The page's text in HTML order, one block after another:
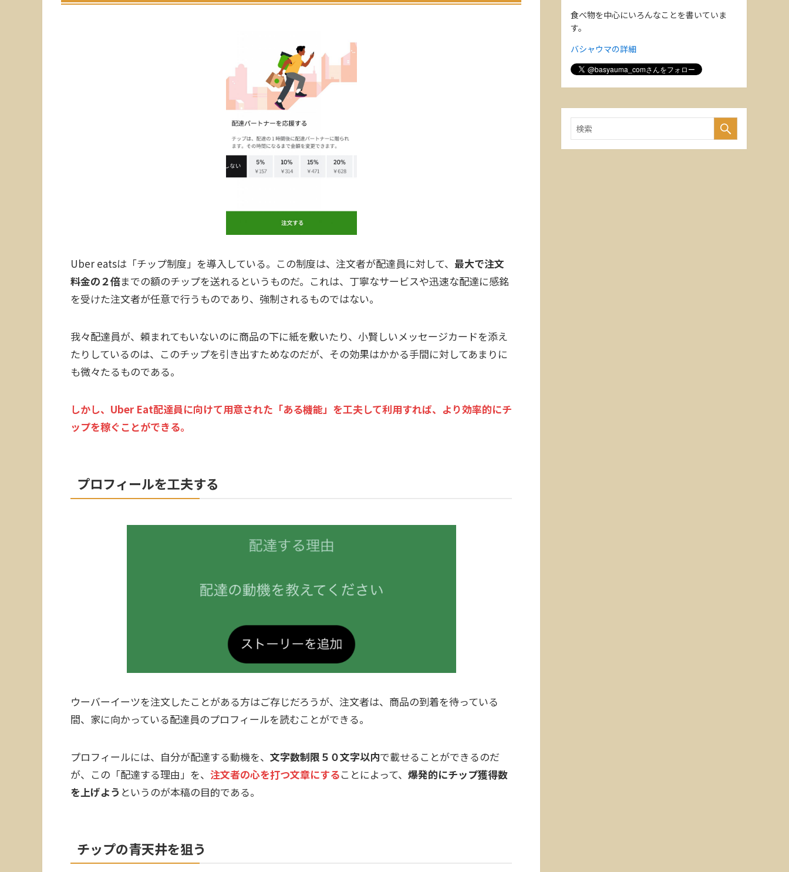
Uber eatsは「チップ制度」を導入している。この制度は、注文者が配達員に対して、 最大で注文
料金の２倍までの額のチップを送れるというものだ。これは、丁寧なサービスや迅速な配達に感銘
を受けた注文者が任意で行うものであり、強制されるものではない。
我々配達員が、頼まれてもいないのに商品の下に紙を敷いたり、小賢しいメッセージカードを添え
たりしているのは、このチップを引き出すためなのだが、その効果はかかる手間に対してあまりに
も微々たるものである。
しかし、Uber Eat配達員に向けて用意された「ある機能」を工夫して利用すれば、より効率的にチ
ップを稼ぐことができる。
プロフィールを工夫する
ウーバーイーツを注文したことがある方はご存じだろうが、注文者は、商品の到着を待っている
間、家に向かっている配達員のプロフィールを読むことができる。
プロフィールには、自分が配達する動機を、 文字数制限５０文字以内で載せることができるのだ
が、この「配達する理由」を、 注文者の心を打つ文章にすることによって、 爆発的にチップ獲得数
を上げよう というのが本稿の目的である。
チップの青天井を狙う
食べ物を中心にいろんなことを書いていま
す。
バシャウマの詳細